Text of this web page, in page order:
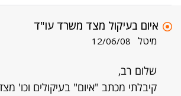
איום בעיקול מצד משרד עו"ד
מיטל 12/06/08
שלום רב,
קיבלתי מכתב "איום" בעיקולים וכו'